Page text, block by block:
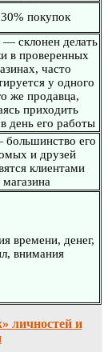
покупок
склонен делать
в проверенных
часто
у одного
же продавца,
приходить
день его работы
его
и друзей
клиентами
магазина
времени, денег,
внимания
личностей и